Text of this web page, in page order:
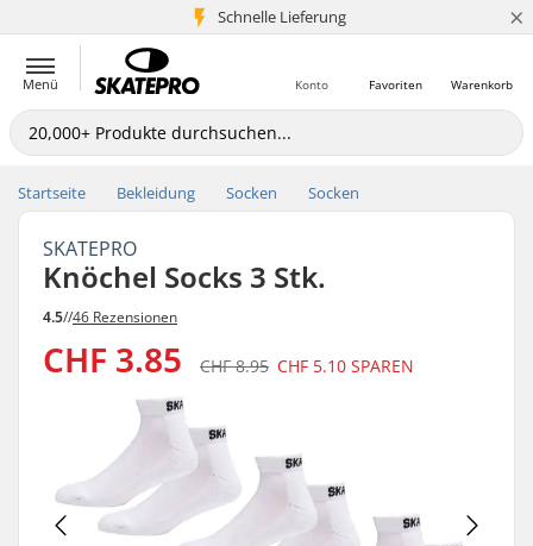
Schnelle Lieferung
5+ Mio. Kunden ×
Menü Warenkorb
Favoriten
Konto
Startseite Bekleidung Socken Socken
SKATEPRO
Knöchel Socks 3 Stk.
4.5//46 Rezensionen
CHF 3.85 CHF 8.95 CHF 5.10 SPAREN